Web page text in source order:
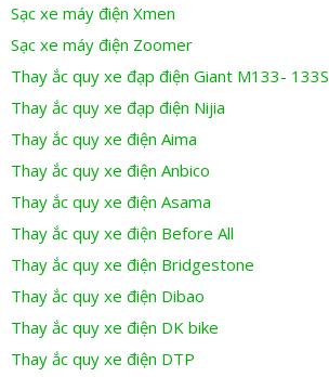
Sạc xe máy điện Xmen
Sạc xe máy điện Zoomer
Thay ắc quy xe đạp điện Giant M133- 133S
Thay ắc quy xe đạp điện Nijia
Thay ắc quy xe điện Aima
Thay ắc quy xe điện Anbico
Thay ắc quy xe điện Asama
Thay ắc quy xe điện Before All
Thay ắc quy xe điện Bridgestone
Thay ắc quy xe điện Dibao
Thay ắc quy xe điện DK bike
Thay ắc quy xe điện DTP